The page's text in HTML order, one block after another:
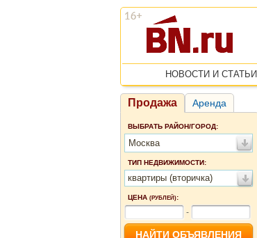
НОВОСТИ И СТАТЬИ
Продажа Аренда
ВЫБРАТЬ РАЙОН/ГОРОД:
Москва
ТИП НЕДВИЖИМОСТИ:
квартиры (вторичка)
ЦЕНА (РУБЛЕЙ):
-